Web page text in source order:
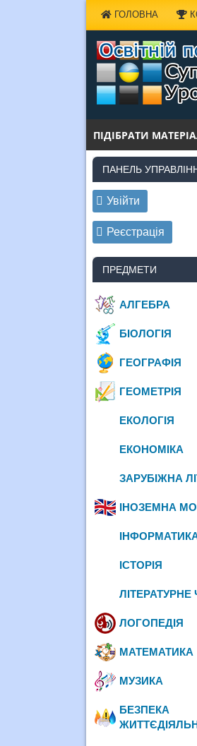
ГОЛОВНА
ПІДІБРАТИ
ПАНЕЛЬ
Увійти
Реєстрація
ПРЕДМЕТИ
АЛГЕБРА
БІОЛОГІЯ
ГЕОГРАФІЯ
ГЕОМЕТРІЯ
ЕКОЛОГІЯ
ЕКОНОМІКА
ЗАРУБІЖНА
ІНОЗЕМНА
ІСТОРІЯ
ЛОГОПЕДІЯ
МАТЕМАТИКА
МУЗИКА
БЕЗПЕКА